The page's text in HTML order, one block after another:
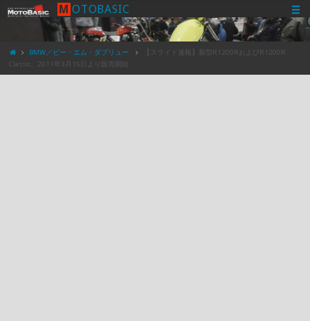
M OTOBASIC
BMW／ビー・エム・ダブリュー
【スライド速報】新型R1200RおよびR1200R
Classic、2011年3月15日より販売開始